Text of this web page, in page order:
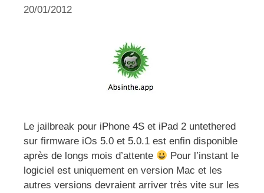
20/01/2012
Le jailbreak pour iPhone 4S et iPad 2 untethered
sur firmware iOs 5.0 et 5.0.1 est enfin disponible
après de longs mois d’attente
Pour l’instant le
logiciel est uniquement en version Mac et les
autres versions devraient arriver très vite sur les